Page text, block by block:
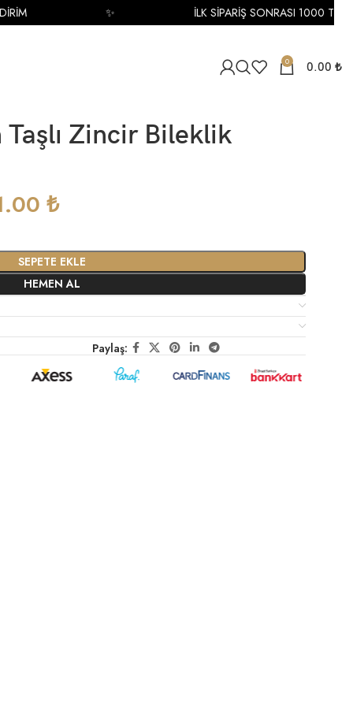
0 0.00 ₺
Taşlı Zincir Bileklik
₺
SEPETE EKLE
HEMEN AL
Paylaş:
İLK SİPARİŞ SONRASI 1000 TL